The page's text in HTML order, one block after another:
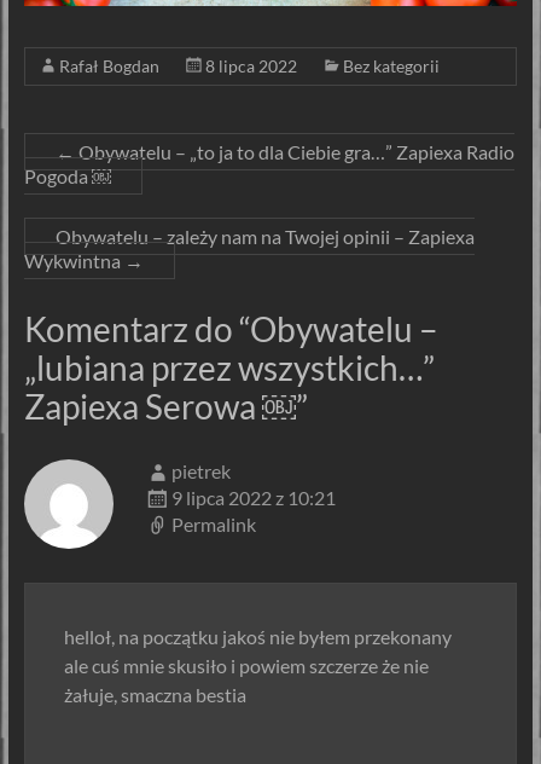
Rafał Bogdan 8 lipca 2022 Bez kategorii
← Obywatelu – „to ja to dla Ciebie gra…” Zapiexa Radio
Pogoda ￼
Obywatelu – zależy nam na Twojej opinii – Zapiexa
Wykwintna→
Komentarz do “Obywatelu –
„lubiana przez wszystkich…”
Zapiexa Serowa ￼”
pietrek
9 lipca 2022 z 10:21
Permalink
helloł, na początku jakoś nie byłem przekonany
ale cuś mnie skusiło i powiem szczerze że nie
żałuje, smaczna bestia